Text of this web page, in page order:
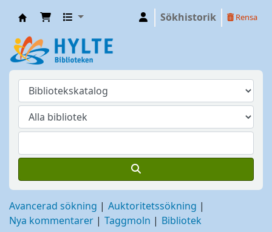
Sökhistorik Rensa
Avancerad sökning
Auktoritetssökning
Nya kommentarer
Taggmoln Bibliotek